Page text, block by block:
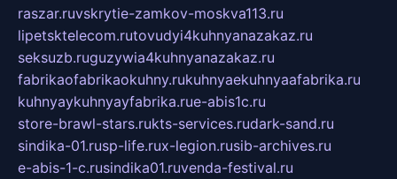
raszar.ruvskrytie-zamkov-moskva113.ru
lipetsktelecom.rutovudyi4kuhnyanazakaz.ru
seksuzb.ruguzywia4kuhnyanazakaz.ru
fabrikaofabrikaokuhny.rukuhnyaekuhnyaafabrika.ru
kuhnyaykuhnyayfabrika.rue-abis1c.ru
store-brawl-stars.rukts-services.rudark-sand.ru
sindika-01.rusp-life.rux-legion.rusib-archives.ru
e-abis-1-c.rusindika01.ruvenda-festival.ru